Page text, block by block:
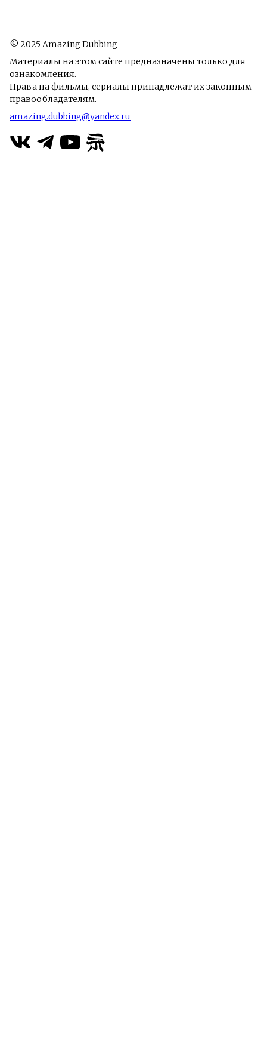
© 2025 Amazing Dubbing
Материалы на этом сайте предназначены только для
ознакомления.
Права на фильмы, сериалы принадлежат их законным
правообладателям.
amazing.dubbing@yandex.ru